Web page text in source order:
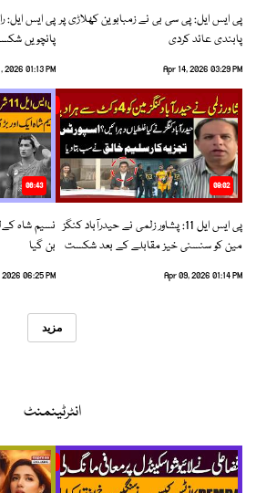
پی ایس ایل: پی سی بی نے زمبابوین کھلاڑی پر
پابندی عائد کردی
Apr 14, 2026 03:29 PM
پی ایس ایل:
پانچویں
2026 01:13 PM
09:02
پی ایس ایل 11: پشاور زلمی نے حیدرآباد کنگز
مین کو سنسنی خیز مقابلے کے بعد شکست
Apr 09, 2026 01:14 PM
06:43
بن گیا
06:25 PM
مزید
انٹرٹینمنٹ